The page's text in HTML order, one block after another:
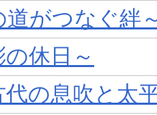
道がつなぐ絆
休日～
の息吹と太